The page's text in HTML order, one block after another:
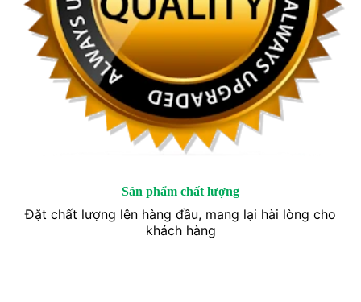
Sản phẩm chất lượng
Đặt chất lượng lên hàng đầu, mang lại hài lòng cho
khách hàng